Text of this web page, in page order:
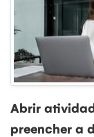
Abrir
preencher a